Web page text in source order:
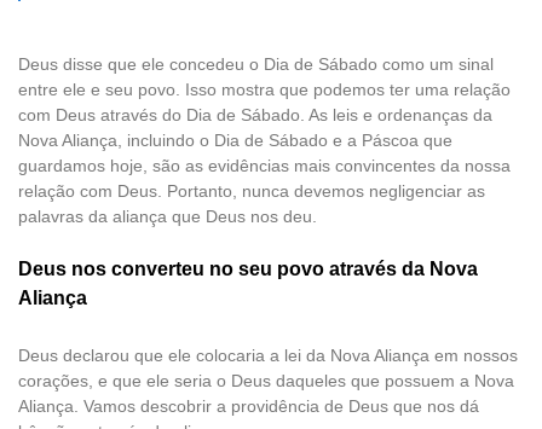
Deus disse que ele concedeu o Dia de Sábado como um sinal
entre ele e seu povo. Isso mostra que podemos ter uma relação
com Deus através do Dia de Sábado. As leis e ordenanças da
Nova Aliança, incluindo o Dia de Sábado e a Páscoa que
guardamos hoje, são as evidências mais convincentes da nossa
relação com Deus. Portanto, nunca devemos negligenciar as
palavras da aliança que Deus nos deu.
Deus nos converteu no seu povo através da Nova
Aliança
Deus declarou que ele colocaria a lei da Nova Aliança em nossos
corações, e que ele seria o Deus daqueles que possuem a Nova
Aliança. Vamos descobrir a providência de Deus que nos dá